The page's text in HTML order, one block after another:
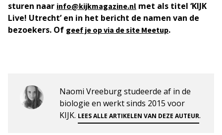
sturen naar info@kijkmagazine.nl met als titel ‘KIJK
Live! Utrecht’ en in het bericht de namen van de
bezoekers. Of geef je op via de site Meetup.
Naomi Vreeburg studeerde af in de
biologie en werkt sinds 2015 voor
KIJK. LEES ALLE ARTIKELEN VAN DEZE AUTEUR.